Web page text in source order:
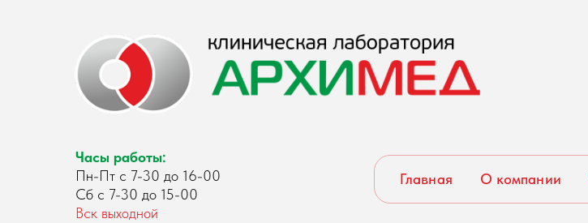
Главная О компании
Часы работы:
Пн-Пт с 7-30 до 16-00
Сб с 7-30 до 15-00
Вск выходной